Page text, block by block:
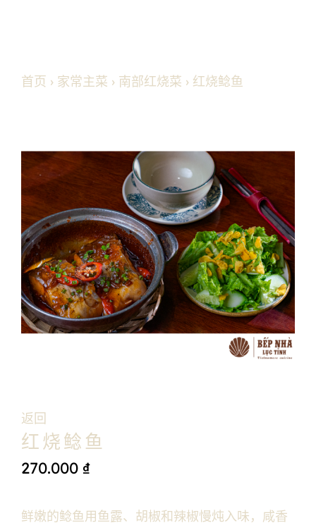
首页 › 家常主菜 › 南部红烧菜 › 红烧鲶鱼
返回
红烧鲶鱼
270.000 ₫
鲜嫩的鲶鱼用鱼露、胡椒和辣椒慢炖入味，咸香